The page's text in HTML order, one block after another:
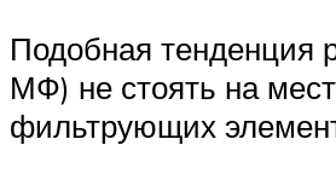
Подобная тенденция
МФ) не стоять на
фильтрующих